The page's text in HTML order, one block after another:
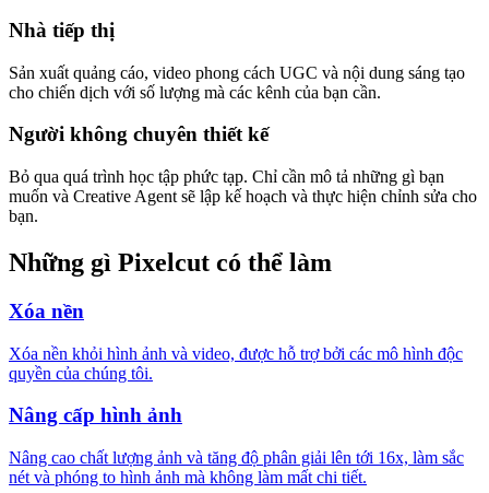
Nhà tiếp thị
Sản xuất quảng cáo, video phong cách UGC và nội dung sáng tạo
cho chiến dịch với số lượng mà các kênh của bạn cần.
Người không chuyên thiết kế
Bỏ qua quá trình học tập phức tạp. Chỉ cần mô tả những gì bạn
muốn và Creative Agent sẽ lập kế hoạch và thực hiện chỉnh sửa cho
bạn.
Những gì Pixelcut có thể làm
Xóa nền
Xóa nền khỏi hình ảnh và video, được hỗ trợ bởi các mô hình độc
quyền của chúng tôi.
Nâng cấp hình ảnh
Nâng cao chất lượng ảnh và tăng độ phân giải lên tới 16x, làm sắc
nét và phóng to hình ảnh mà không làm mất chi tiết.